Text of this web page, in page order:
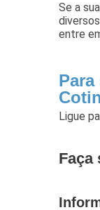
Se a
entre
Ligue
Faça